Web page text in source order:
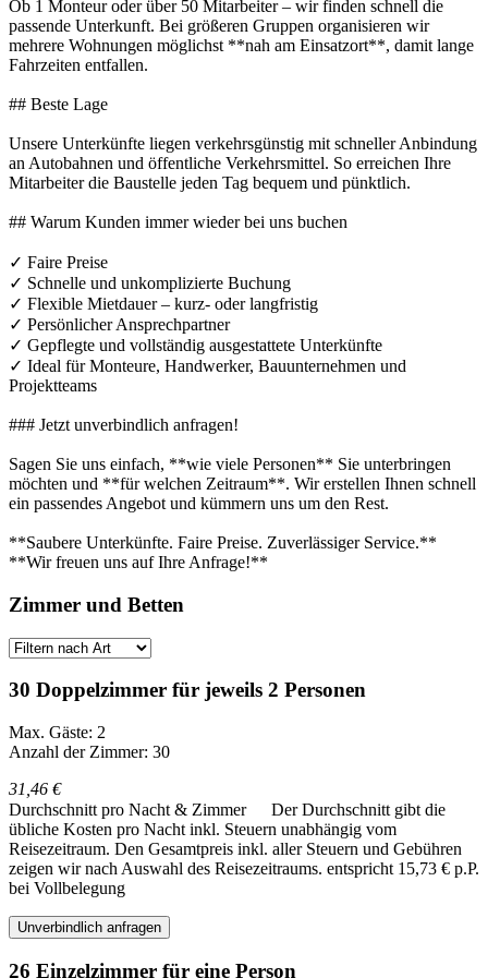
Ob 1 Monteur oder über 50 Mitarbeiter – wir finden schnell die
passende Unterkunft. Bei größeren Gruppen organisieren wir
mehrere Wohnungen möglichst **nah am Einsatzort**, damit lange
Fahrzeiten entfallen.
## Beste Lage
Unsere Unterkünfte liegen verkehrsgünstig mit schneller Anbindung
an Autobahnen und öffentliche Verkehrsmittel. So erreichen Ihre
Mitarbeiter die Baustelle jeden Tag bequem und pünktlich.
## Warum Kunden immer wieder bei uns buchen
✓ Faire Preise
✓ Schnelle und unkomplizierte Buchung
✓ Flexible Mietdauer – kurz- oder langfristig
✓ Persönlicher Ansprechpartner
✓ Gepflegte und vollständig ausgestattete Unterkünfte
✓ Ideal für Monteure, Handwerker, Bauunternehmen und
Projektteams
### Jetzt unverbindlich anfragen!
Sagen Sie uns einfach, **wie viele Personen** Sie unterbringen
möchten und **für welchen Zeitraum**. Wir erstellen Ihnen schnell
ein passendes Angebot und kümmern uns um den Rest.
**Saubere Unterkünfte. Faire Preise. Zuverlässiger Service.**
**Wir freuen uns auf Ihre Anfrage!**
Zimmer und Betten
30 Doppelzimmer für jeweils 2 Personen
Max. Gäste: 2
Anzahl der Zimmer: 30
31,46 €
Durchschnitt pro Nacht & Zimmer
Der Durchschnitt gibt die
übliche Kosten pro Nacht inkl. Steuern unabhängig vom
Reisezeitraum. Den Gesamtpreis inkl. aller Steuern und Gebühren
zeigen wir nach Auswahl des Reisezeitraums. entspricht 15,73 € p.P.
bei Vollbelegung
Unverbindlich anfragen
26 Einzelzimmer für eine Person